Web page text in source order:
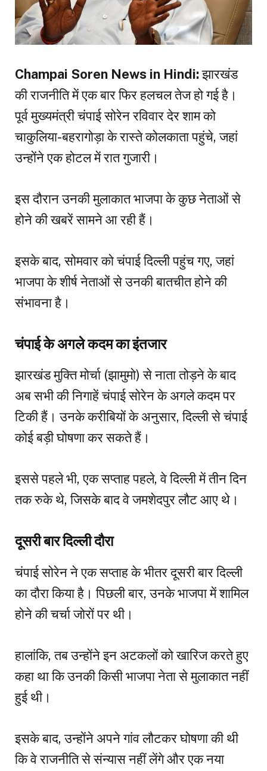
Champai Soren News in Hindi:झारखंड
की राजनीति में एक बार फिर हलचल तेज हो गई है।
पूर्व मुख्यमंत्री चंपाई सोरेन रविवार देर शाम को
चाकुलिया-बहरागोड़ा के रास्ते कोलकाता पहुंचे, जहां
उन्होंने एक होटल में रात गुजारी।
इस दौरान उनकी मुलाकात भाजपा के कुछ नेताओं से
होने की खबरें सामने आ रही हैं।
इसके बाद, सोमवार को चंपाई दिल्ली पहुंच गए, जहां
भाजपा के शीर्ष नेताओं से उनकी बातचीत होने की
संभावना है।
चंपाई के अगले कदम का इंतजार
झारखंड मुक्ति मोर्चा (झामुमो) से नाता तोड़ने के बाद
अब सभी की निगाहें चंपाई सोरेन के अगले कदम पर
टिकी हैं। उनके करीबियों के अनुसार, दिल्ली से चंपाई
कोई बड़ी घोषणा कर सकते हैं।
इससे पहले भी, एक सप्ताह पहले, वे दिल्ली में तीन दिन
तक रुके थे, जिसके बाद वे जमशेदपुर लौट आए थे।
दूसरी बार दिल्ली दौरा
चंपाई सोरेन ने एक सप्ताह के भीतर दूसरी बार दिल्ली
का दौरा किया है। पिछली बार, उनके भाजपा में शामिल
होने की चर्चा जोरों पर थी।
हालांकि, तब उन्होंने इन अटकलों को खारिज करते हुए
कहा था कि उनकी किसी भाजपा नेता से मुलाकात नहीं
हुई थी।
इसके बाद, उन्होंने अपने गांव लौटकर घोषणा की थी
कि वे राजनीति से संन्यास नहीं लेंगे और एक नया